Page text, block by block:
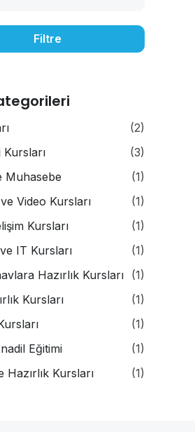
Filtre
(2)
Kursları
(3)
Muhasebe
(1)
Video Kursları
(1)
Kursları
(1)
IT Kursları
(1)
Hazırlık Kursları
(1)
Kursları
(1)
(1)
Eğitimi
(1)
Hazırlık Kursları
(1)